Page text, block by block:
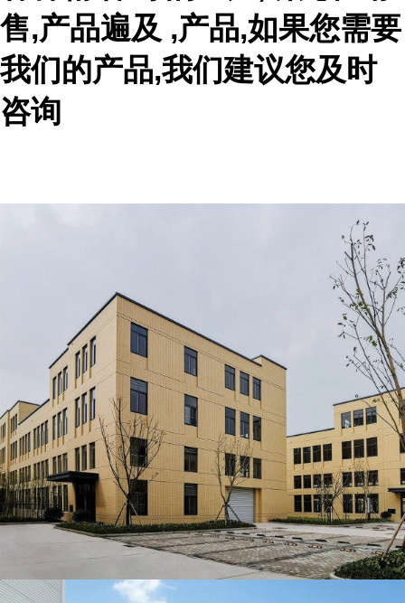
售,产品遍及 ,产品,如果您需要
我们的产品,我们建议您及时
咨询